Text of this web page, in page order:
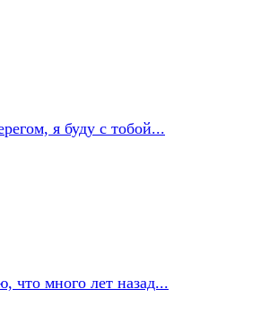
я буду с тобой...
что много лет назад...